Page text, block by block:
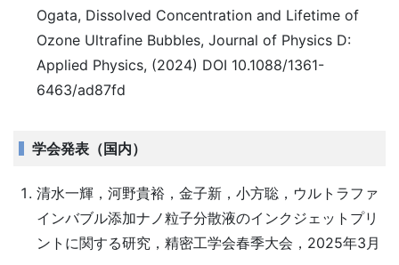
Ogata, Dissolved Concentration and Lifetime of
Ozone Ultrafine Bubbles, Journal of Physics D:
Applied Physics, (2024) DOI 10.1088/1361-
6463/ad87fd
学会発表（国内）
清水一輝，河野貴裕，金子新，小方聡，ウルトラファ
インバブル添加ナノ粒子分散液のインクジェットプリ
ントに関する研究，精密工学会春季大会，2025年3月